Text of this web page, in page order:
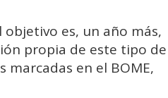
objetivo es, un año más,
propia de este tipo de
marcadas en el BOME,